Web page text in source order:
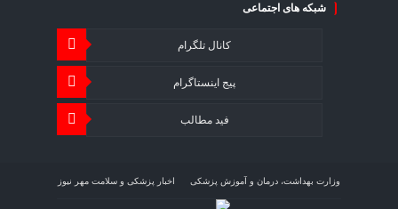
شبکه های اجتماعی
کانال تلگرام
پیج اینستاگرام
فید مطالب
وزارت بهداشت، درمان و آموزش پزشکی اخبار پزشکی و سلامت مهر نیوز